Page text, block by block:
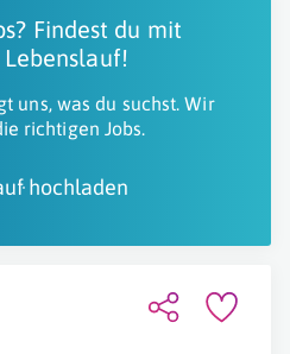
Findest du mit
uns, was du suchst. Wir
richtigen Jobs.
hochladen